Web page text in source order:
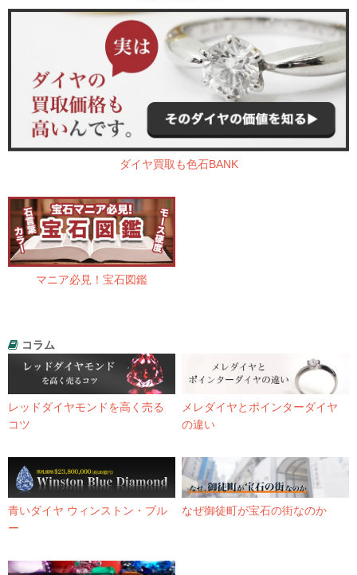
ダイヤ買取も色石BANK
マニア必見！宝石図鑑
コラム
レッドダイヤモンドを高く売る
コツ
メレダイヤとポインターダイヤ
の違い
青いダイヤ ウィンストン・ブル
ー
なぜ御徒町が宝石の街なのか